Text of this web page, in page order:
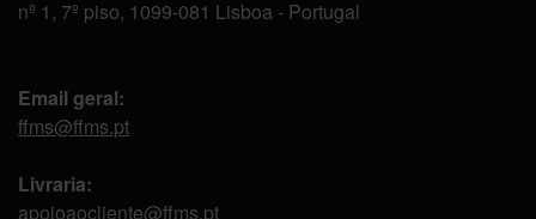
nº 1, 7º piso, 1099-081 Lisboa - Portugal
Email geral:
ffms@ffms.pt
Livraria:
apoioaocliente@ffms.pt